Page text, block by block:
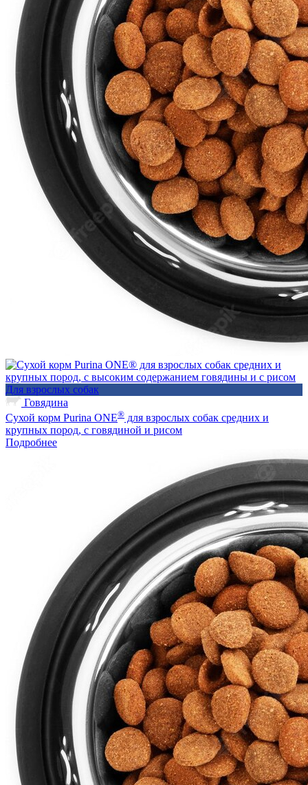
Для взрослых собак
Говядина
Сухой корм Purina ONE® для взрослых собак средних и
крупных пород, с говядиной и рисом
Подробнее